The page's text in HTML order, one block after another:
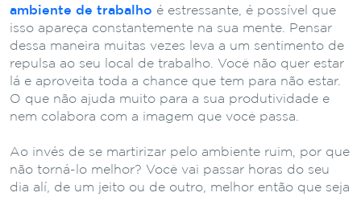
ambiente de trabalho é estressante, é possível que
isso apareça constantemente na sua mente. Pensar
dessa maneira muitas vezes leva a um sentimento de
repulsa ao seu local de trabalho. Você não quer estar
lá e aproveita toda a chance que tem para não estar.
O que não ajuda muito para a sua produtividade e
nem colabora com a imagem que você passa.
Ao invés de se martirizar pelo ambiente ruim, por que
não torná-lo melhor? Você vai passar horas do seu
dia alí, de um jeito ou de outro, melhor então que seja